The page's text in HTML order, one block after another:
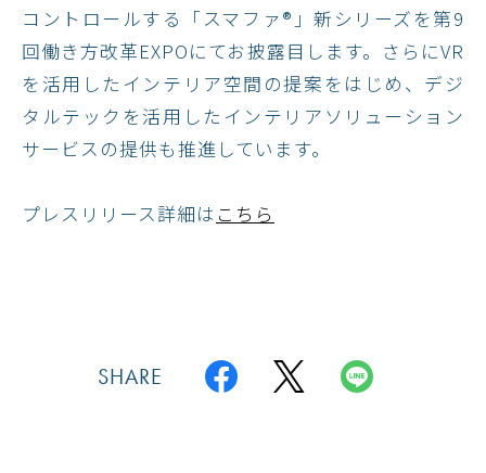
コントロールする「スマファ®」新シリーズを第9
回働き⽅改⾰EXPOにてお披露⽬します。さらにVR
を活⽤したインテリア空間の提案をはじめ、デジ
タルテックを活⽤したインテリアソリューション
サービスの提供も推進しています。
プレスリリース詳細は こちら
SHARE